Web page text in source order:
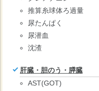
推算糸球体ろ過量
尿たんぱく
尿潜血
沈渣
肝臓・胆のう・膵臓
AST(GOT)